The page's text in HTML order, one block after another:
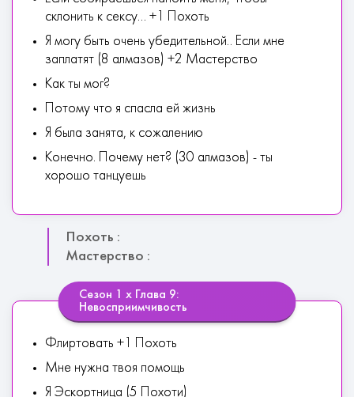
склонить к сексу... +1 Похоть
Я могу быть очень убедительной.. Если мне
заплатят (8 алмазов) +2 Мастерство
Как ты мог?
Потому что я спасла ей жизнь
Я была занята, к сожалению
Конечно. Почему нет? (30 алмазов) - ты
хорошо танцуешь
Похоть :
Мастерство :
Сезон 1 х Глава 9:
Невосприимчивость
Флиртовать +1 Похоть
Мне нужна твоя помощь
Я Эскортница (5 Похоти)